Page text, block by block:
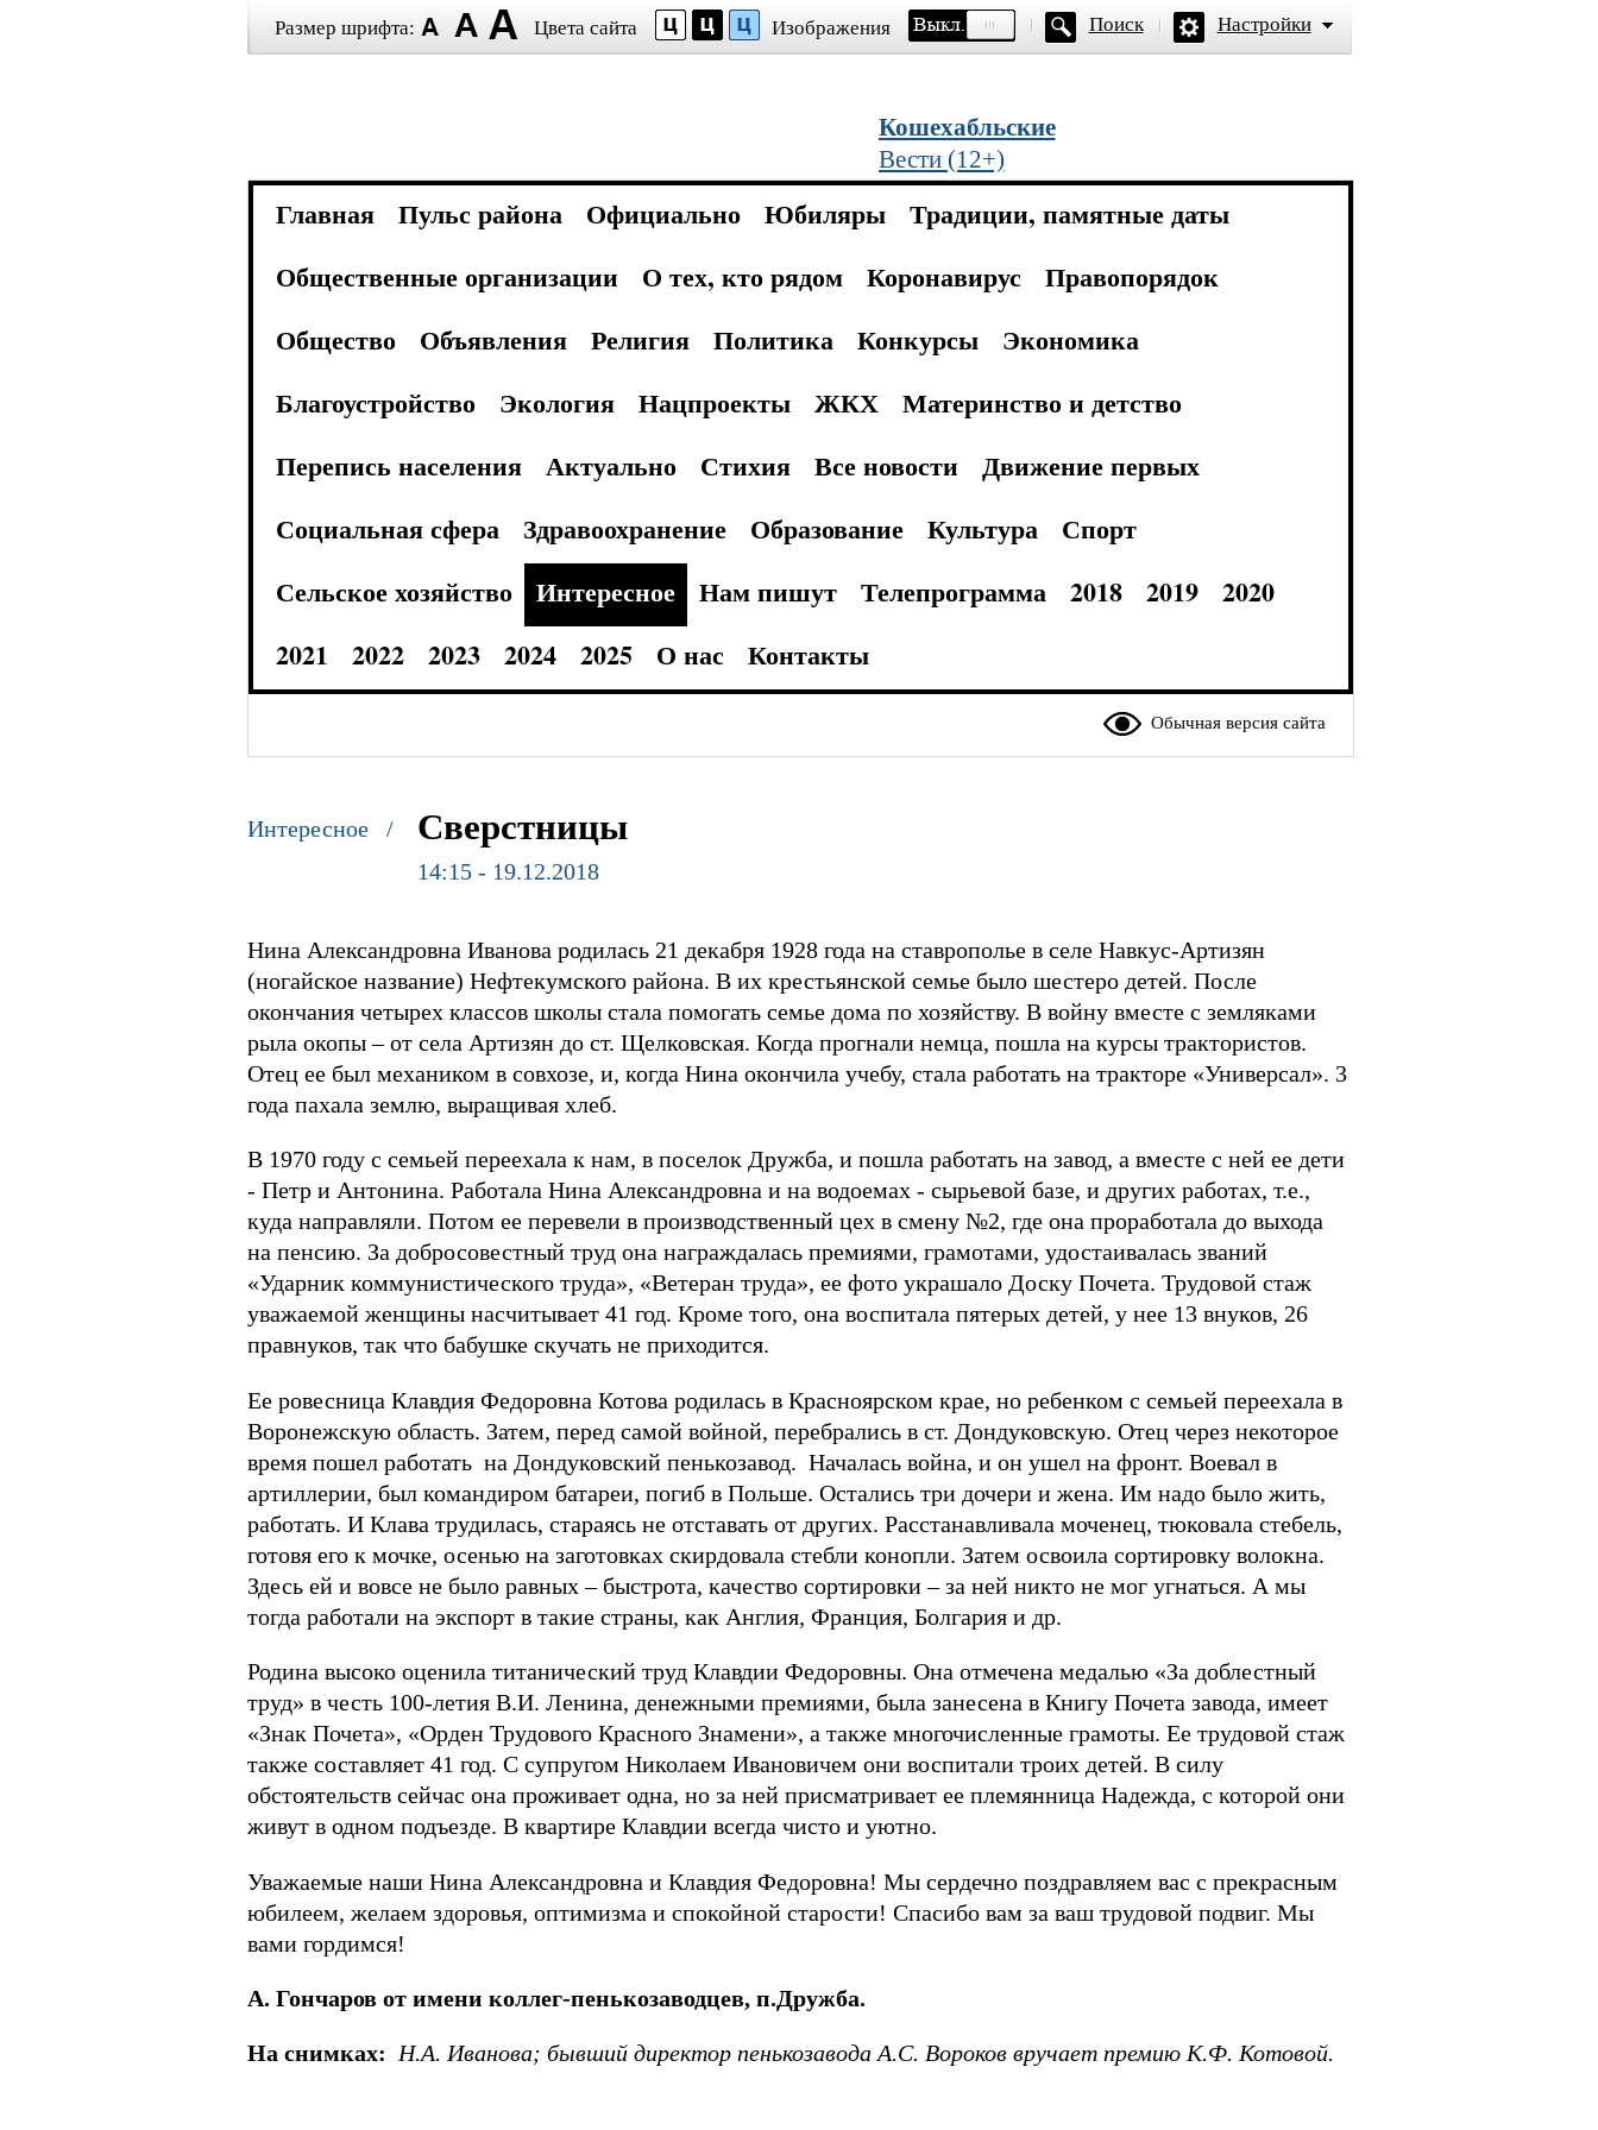
Размер шрифта: Цвета сайта Изображения Поиск Настройки
Кошехабльские
Вести (12+)
Главная Пульс района Официально Юбиляры
Традиции, памятные даты
Общественные организации
О тех, кто рядом Коронавирус
Правопорядок
Общество
Объявления Религия Политика Конкурсы
Экономика
Благоустройство
Экология Нацпроекты ЖКХ
Материнство и детство
Перепись населения
Актуально Стихия Все новости
Движение первых
Социальная сфера
Здравоохранение Образование Культура
Спорт
Сельское хозяйство
Интересное Нам пишут Телепрограмма 2018 2019
2020
2021
2022 2023 2024 2025 О нас Контакты
Обычная версия сайта
Интересное / Сверстницы
14:15 - 19.12.2018
Нина Александровна Иванова родилась 21 декабря 1928 года на ставрополье в селе Навкус-Артизян
(ногайское название) Нефтекумского района. В их крестьянской семье было шестеро детей. После
окончания четырех классов школы стала помогать семье дома по хозяйству. В войну вместе с земляками
рыла окопы – от села Артизян до ст. Щелковская. Когда прогнали немца, пошла на курсы трактористов.
Отец ее был механиком в совхозе, и, когда Нина окончила учебу, стала работать на тракторе «Универсал». 3
года пахала землю, выращивая хлеб.
В 1970 году с семьей переехала к нам, в поселок Дружба, и пошла работать на завод, а вместе с ней ее дети
- Петр и Антонина. Работала Нина Александровна и на водоемах - сырьевой базе, и других работах, т.е.,
куда направляли. Потом ее перевели в производственный цех в смену №2, где она проработала до выхода
на пенсию. За добросовестный труд она награждалась премиями, грамотами, удостаивалась званий
«Ударник коммунистического труда», «Ветеран труда», ее фото украшало Доску Почета. Трудовой стаж
уважаемой женщины насчитывает 41 год. Кроме того, она воспитала пятерых детей, у нее 13 внуков, 26
правнуков, так что бабушке скучать не приходится.
Ее ровесница Клавдия Федоровна Котова родилась в Красноярском крае, но ребенком с семьей переехала в
Воронежскую область. Затем, перед самой войной, перебрались в ст. Дондуковскую. Отец через некоторое
время пошел работать на Дондуковский пенькозавод. Началась война, и он ушел на фронт. Воевал в
артиллерии, был командиром батареи, погиб в Польше. Остались три дочери и жена. Им надо было жить,
работать. И Клава трудилась, стараясь не отставать от других. Расстанавливала моченец, тюковала стебель,
готовя его к мочке, осенью на заготовках скирдовала стебли конопли. Затем освоила сортировку волокна.
Здесь ей и вовсе не было равных – быстрота, качество сортировки – за ней никто не мог угнаться. А мы
тогда работали на экспорт в такие страны, как Англия, Франция, Болгария и др.
Родина высоко оценила титанический труд Клавдии Федоровны. Она отмечена медалью «За доблестный
труд» в честь 100-летия В.И. Ленина, денежными премиями, была занесена в Книгу Почета завода, имеет
«Знак Почета», «Орден Трудового Красного Знамени», а также многочисленные грамоты. Ее трудовой стаж
также составляет 41 год. С супругом Николаем Ивановичем они воспитали троих детей. В силу
обстоятельств сейчас она проживает одна, но за ней присматривает ее племянница Надежда, с которой они
живут в одном подъезде. В квартире Клавдии всегда чисто и уютно.
Уважаемые наши Нина Александровна и Клавдия Федоровна! Мы сердечно поздравляем вас с прекрасным
юбилеем, желаем здоровья, оптимизма и спокойной старости! Спасибо вам за ваш трудовой подвиг. Мы
вами гордимся!
А. Гончаров от имени коллег-пенькозаводцев, п.Дружба.
На снимках: Н.А. Иванова; бывший директор пенькозавода А.С. Вороков вручает премию К.Ф. Котовой.